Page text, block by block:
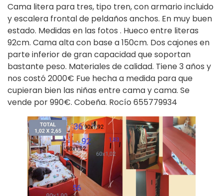
Cama litera para tres, tipo tren, con armario incluido
y escalera frontal de peldaños anchos. En muy buen
estado. Medidas en las fotos . Hueco entre literas
92cm. Cama alta con base a 150cm. Dos cajones en
parte inferior de gran capacidad que soportan
bastante peso. Materiales de calidad. Tiene 3 años y
nos costó 2000€ Fue hecha a medida para que
cupieran bien las niñas entre cama y cama. Se
vende por 990€. Cobeña. Rocío 655779934